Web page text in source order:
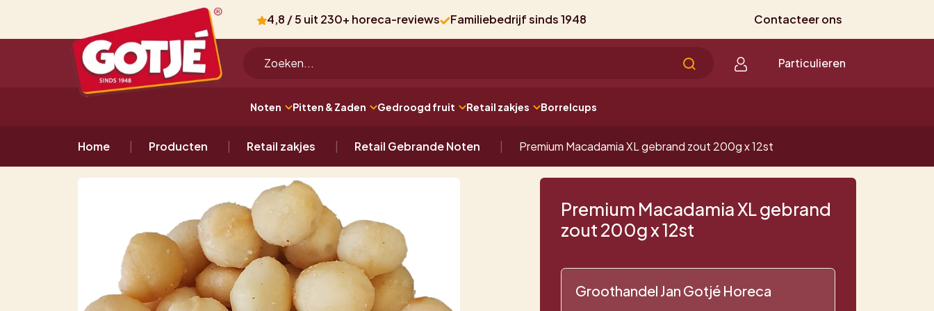
4,8 / 5 uit 230+ horeca-reviews Familiebedrijf sinds 1948 Contacteer ons
Particulieren
Noten Pitten & Zaden Gedroogd fruit Retail zakjes Borrelcups
Home Producten Retail zakjes Retail Gebrande Noten Premium Macadamia XL gebrand zout 200g x 12st
Premium Macadamia XL gebrand
zout 200g x 12st
Groothandel Jan Gotjé Horeca